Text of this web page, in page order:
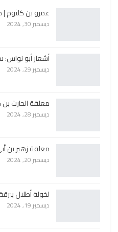
عمرو بن كلثوم
ديسمبر 30, 2024
أشعار أبو نواس:
ديسمبر 29, 2024
معلقة الحارث
ديسمبر 28, 2024
معلقة زهير بن
ديسمبر 20, 2024
لخولة أطلال
ديسمبر 19, 2024